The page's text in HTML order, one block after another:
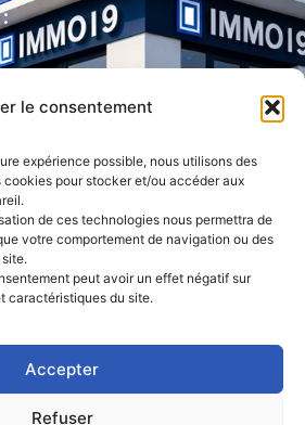
le consentement
expérience possible, nous utilisons des
pour stocker et/ou accéder aux
de ces technologies nous permettra de
votre comportement de navigation ou des
peut avoir un effet négatif sur
caractéristiques du site.
Accepter
Refuser
|
|